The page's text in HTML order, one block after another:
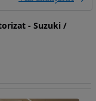
- Suzuki /